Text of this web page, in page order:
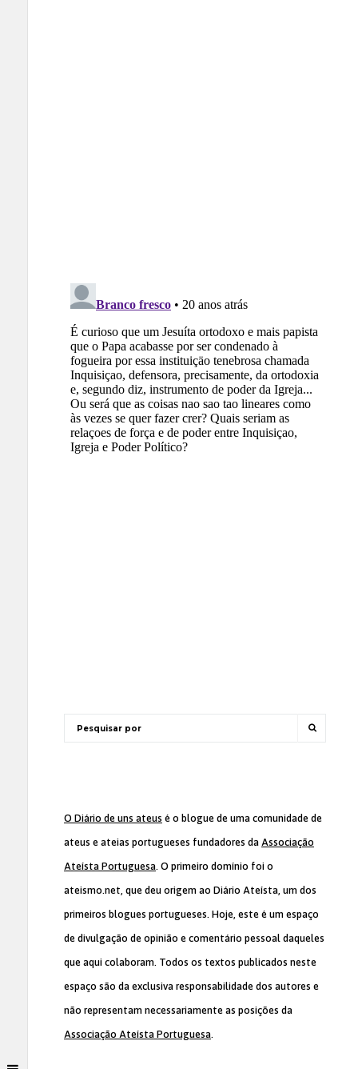
O Diário de uns ateus é o blogue de uma comunidade de
ateus e ateias portugueses fundadores da Associação
Ateísta Portuguesa. O primeiro domínio foi o
ateismo.net, que deu origem ao Diário Ateísta, um dos
primeiros blogues portugueses. Hoje, este é um espaço
de divulgação de opinião e comentário pessoal daqueles
que aqui colaboram. Todos os textos publicados neste
espaço são da exclusiva responsabilidade dos autores e
não representam necessariamente as posições da
Associação Ateísta Portuguesa.